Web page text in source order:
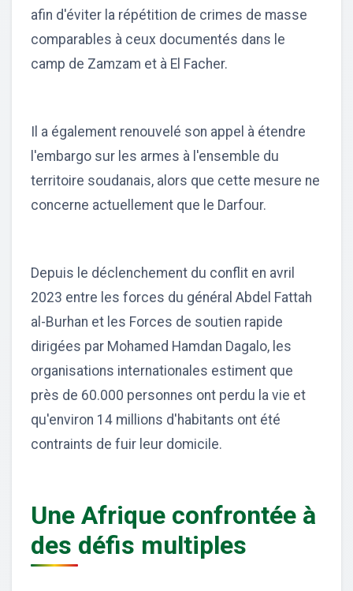
afin d'éviter la répétition de crimes de masse
comparables à ceux documentés dans le
camp de Zamzam et à El Facher.
Il a également renouvelé son appel à étendre
l'embargo sur les armes à l'ensemble du
territoire soudanais, alors que cette mesure ne
concerne actuellement que le Darfour.
Depuis le déclenchement du conflit en avril
2023 entre les forces du général Abdel Fattah
al-Burhan et les Forces de soutien rapide
dirigées par Mohamed Hamdan Dagalo, les
organisations internationales estiment que
près de 60.000 personnes ont perdu la vie et
qu'environ 14 millions d'habitants ont été
contraints de fuir leur domicile.
Une Afrique confrontée à
des défis multiples